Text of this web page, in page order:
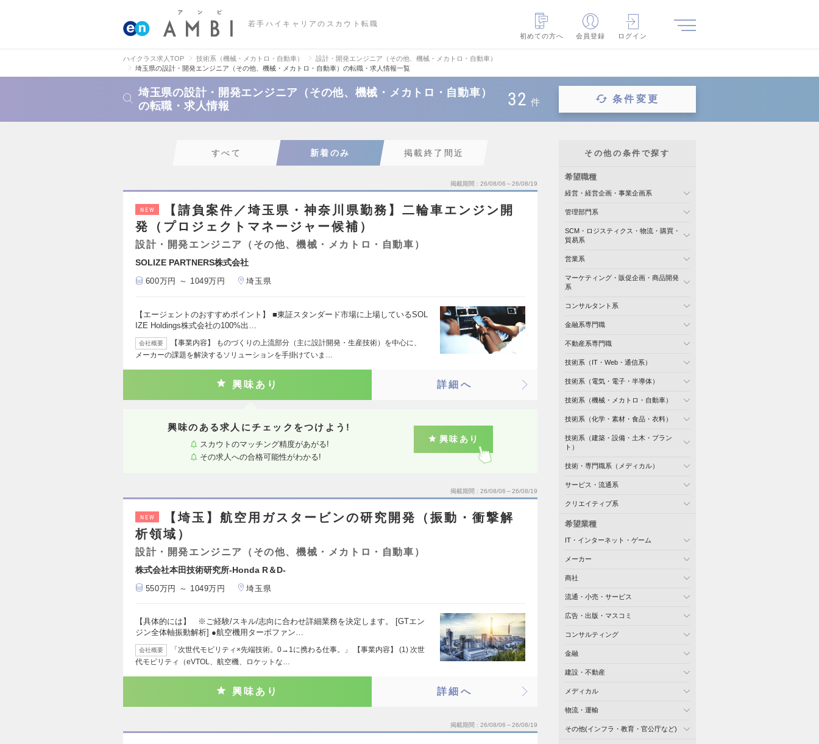
若手ハイキャリアのスカウト転職
初めての方へ
会員登録 ログイン
ハイクラス求人TOP 技術系（機械・メカトロ・自動車）
設計・開発エンジニア（その他、機械・メカトロ・自動車）
埼玉県の設計・開発エンジニア（その他、機械・メカトロ・自動車）の転職・求人情報一覧
埼玉県の設計・開発エンジニア（その他、機械・メカトロ・自動車）
の転職・求人情報
32 件 条件変更
すべて 新着のみ 掲載終了間近
掲載期間 26/08/06～26/08/19
NEW
【請負案件／埼玉県・神奈川県勤務】二輪車エンジン開
発（プロジェクトマネージャー候補）
設計・開発エンジニア（その他、機械・メカトロ・自動車）
SOLIZE PARTNERS株式会社
600万円 ～ 1049万円 埼玉県
【エージェントのおすすめポイント】 ■東証スタンダード市場に上場しているSOL
IZE Holdings株式会社の100%出…
会社概要
【事業内容】 ものづくりの上流部分（主に設計開発・生産技術）を中心に、
メーカーの課題を解決するソリューションを手掛けていま…
興味あり 詳細へ
興味のある求人にチェックをつけよう!
スカウトのマッチング精度があがる!
その求人への合格可能性がわかる!
興味あり
掲載期間 26/08/06～26/08/19
NEW
【埼玉】航空用ガスタービンの研究開発（振動・衝撃解
析領域）
設計・開発エンジニア（その他、機械・メカトロ・自動車）
株式会社本田技術研究所-Honda R＆D-
550万円 ～ 1049万円 埼玉県
【具体的には】 ※ご経験/スキル/志向に合わせ詳細業務を決定します。 [GTエン
ジン全体軸振動解析] ●航空機用ターボファン…
会社概要
「次世代モビリティ×先端技術。0→1に携わる仕事。」 【事業内容】 (1) 次世
代モビリティ（eVTOL、航空機、ロケットな…
興味あり 詳細へ
掲載期間 26/08/06～26/08/19
その他の条件で探す
希望職種
経営・経営企画・事業企画系
管理部門系
SCM・ロジスティクス・物流・購買・
貿易系
営業系
マーケティング・販促企画・商品開発
系
コンサルタント系
金融系専門職
不動産系専門職
技術系（IT・Web・通信系）
技術系（電気・電子・半導体）
技術系（機械・メカトロ・自動車）
技術系（化学・素材・食品・衣料）
技術系（建築・設備・土木・プラン
ト）
技術・専門職系（メディカル）
サービス・流通系
クリエイティブ系
希望業種
IT・インターネット・ゲーム
メーカー
商社
流通・小売・サービス
広告・出版・マスコミ
コンサルティング
金融
建設・不動産
メディカル
物流・運輸
その他(インフラ・教育・官公庁など)